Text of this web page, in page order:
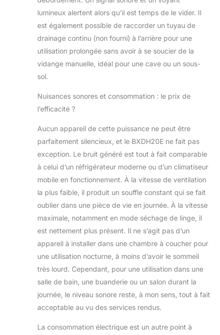
lumineux alertent alors qu’il est temps de le vider. Il
est également possible de raccorder un tuyau de
drainage continu (non fourni) à l’arrière pour une
utilisation prolongée sans avoir à se soucier de la
vidange manuelle, idéal pour une cave ou un sous-
sol.
Nuisances sonores et consommation : le prix de
l’efficacité ?
Aucun appareil de cette puissance ne peut être
parfaitement silencieux, et le BXDH20E ne fait pas
exception. Le bruit généré est tout à fait comparable
à celui d’un réfrigérateur moderne ou d’un climatiseur
mobile en fonctionnement. À la vitesse de ventilation
la plus faible, il produit un souffle constant qui se fait
oublier dans une pièce de vie en journée. À la vitesse
maximale, notamment en mode séchage de linge, il
est nettement plus présent. Il ne s’agit pas d’un
appareil à installer dans une chambre à coucher pour
une utilisation nocturne, à moins d’avoir le sommeil
très lourd. Cependant, pour une utilisation dans une
salle de bain, une buanderie ou un salon durant la
journée, le niveau sonore reste, à mon sens, tout à fait
acceptable au vu des services rendus.
La consommation électrique est un autre point à